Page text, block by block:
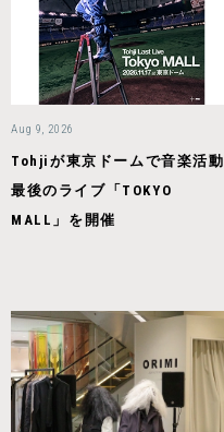
Aug 9, 2026
Tohjiが東京ドームで音楽活動
最後のライブ「TOKYO
MALL」を開催